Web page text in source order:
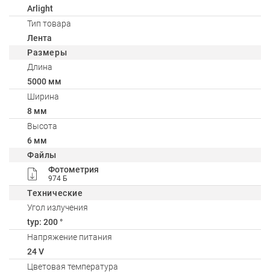
Arlight
Тип товара
Лента
Размеры
Длина
5000 мм
Ширина
8 мм
Высота
6 мм
Файлы
Фотометрия
974 Б
Технические
Угол излучения
typ: 200 °
Напряжение питания
24 V
Цветовая температура